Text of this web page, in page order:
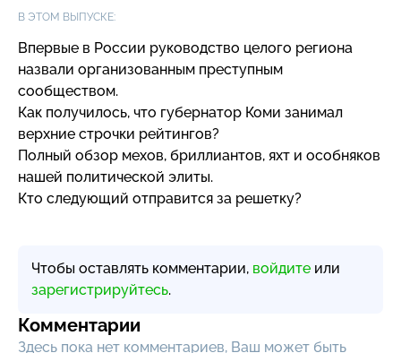
В ЭТОМ ВЫПУСКЕ:
Впервые в России руководство целого региона
назвали организованным преступным
сообществом.
Как получилось, что губернатор Коми занимал
верхние строчки рейтингов?
Полный обзор мехов, бриллиантов, яхт и особняков
нашей политической элиты.
Кто следующий отправится за решетку?
Чтобы оставлять комментарии, войдите или
зарегистрируйтесь.
Комментарии
Здесь пока нет комментариев, Ваш может быть